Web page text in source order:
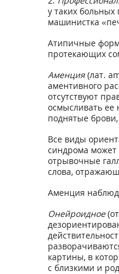
у таких
машинистка
Атипичные
протекающих
Аменция(лат.
аментивного
отсутствуют
осмысливать ее
поднятые
Все виды
синдрома может
отрывочные
слова,
Аменция
Онейроидное
картины, в
с близкими и